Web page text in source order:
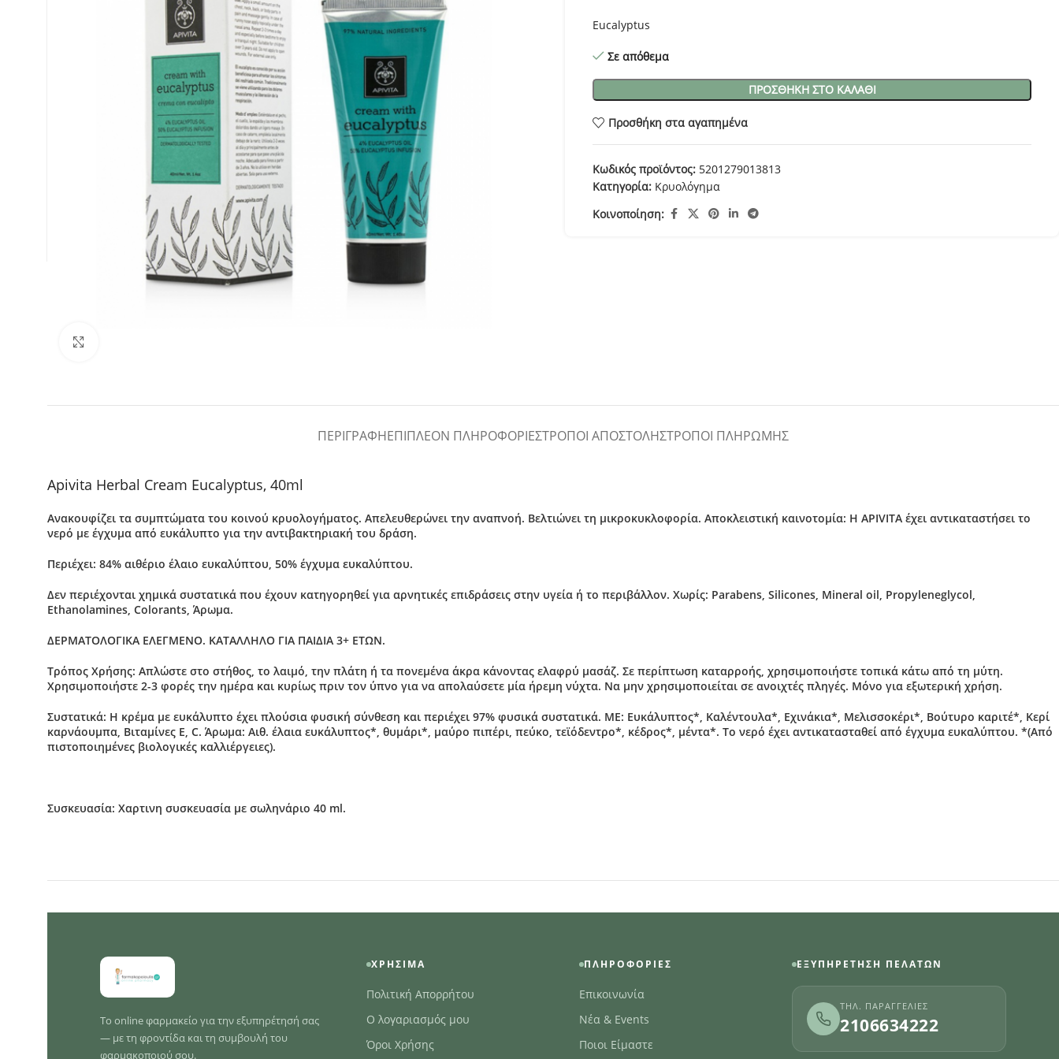
Eucalyptus
Σε απόθεμα
ΠΡΟΣΘΉΚΗ ΣΤΟ ΚΑΛΆΘΙ
Προσθήκη στα αγαπημένα
Κωδικός προϊόντος: 5201279013813
Κατηγορία: Κρυολόγημα
Κοινοποίηση:
ΠΕΡΙΓΡΑΦΉΕΠΙΠΛΈΟΝ ΠΛΗΡΟΦΟΡΊΕΣΤΡΌΠΟΙ ΑΠΟΣΤΟΛΉΣΤΡΌΠΟΙ ΠΛΗΡΩΜΉΣ
Apivita Herbal Cream Eucalyptus, 40ml
Ανακουφίζει τα συμπτώματα του κοινού κρυολογήματος. Απελευθερώνει την αναπνοή. Βελτιώνει τη μικροκυκλοφορία. Αποκλειστική καινοτομία: Η APIVITA έχει αντικαταστήσει το
νερό με έγχυμα από ευκάλυπτο για την αντιβακτηριακή του δράση.
Περιέχει: 84% αιθέριο έλαιο ευκαλύπτου, 50% έγχυμα ευκαλύπτου.
Δεν περιέχονται χημικά συστατικά που έχουν κατηγορηθεί για αρνητικές επιδράσεις στην υγεία ή το περιβάλλον. Χωρίς: Parabens, Silicones, Mineral oil, Propyleneglycol,
Ethanolamines, Colorants, Άρωμα.
ΔΕΡΜΑΤΟΛΟΓΙΚΑ ΕΛΕΓΜΕΝΟ. ΚΑΤΑΛΛΗΛΟ ΓΙΑ ΠΑΙΔΙΑ 3+ ΕΤΩΝ.
Τρόπος Χρήσης: Απλώστε στο στήθος, το λαιμό, την πλάτη ή τα πονεμένα άκρα κάνοντας ελαφρύ μασάζ. Σε περίπτωση καταρροής, χρησιμοποιήστε τοπικά κάτω από τη μύτη.
Χρησιμοποιήστε 2-3 φορές την ημέρα και κυρίως πριν τον ύπνο για να απολαύσετε μία ήρεμη νύχτα. Να μην χρησιμοποιείται σε ανοιχτές πληγές. Μόνο για εξωτερική χρήση.
Συστατικά: Η κρέμα με ευκάλυπτο έχει πλούσια φυσική σύνθεση και περιέχει 97% φυσικά συστατικά. ΜΕ: Ευκάλυπτος*, Καλέντουλα*, Εχινάκια*, Μελισσοκέρι*, Βούτυρο καριτέ*, Κερί
καρνάουμπα, Βιταμίνες Ε, C. Άρωμα: Αιθ. έλαια ευκάλυπτος*, θυμάρι*, μαύρο πιπέρι, πεύκο, τεϊόδεντρο*, κέδρος*, μέντα*. Το νερό έχει αντικατασταθεί από έγχυμα ευκαλύπτου. *(Από
πιστοποιημένες βιολογικές καλλιέργειες).
Συσκευασία: Χαρτινη συσκευασία με σωληνάριο 40 ml.
Το online φαρμακείο για την εξυπηρέτησή σας
— με τη φροντίδα και τη συμβουλή του
φαρμακοποιού σου.
ΧΡΉΣΙΜΑ
Πολιτική Απορρήτου
Ο λογαριασμός μου
Όροι Χρήσης
ΠΛΗΡΟΦΟΡΊΕΣ
Επικοινωνία
Νέα & Events
Ποιοι Είμαστε
ΕΞΥΠΗΡΈΤΗΣΗ ΠΕΛΑΤΏΝ
ΤΗΛ. ΠΑΡΑΓΓΕΛΊΕΣ
2106634222